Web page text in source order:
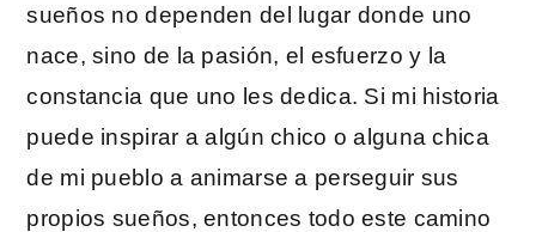
sueños no dependen del lugar donde uno
nace, sino de la pasión, el esfuerzo y la
constancia que uno les dedica. Si mi historia
puede inspirar a algún chico o alguna chica
de mi pueblo a animarse a perseguir sus
propios sueños, entonces todo este camino